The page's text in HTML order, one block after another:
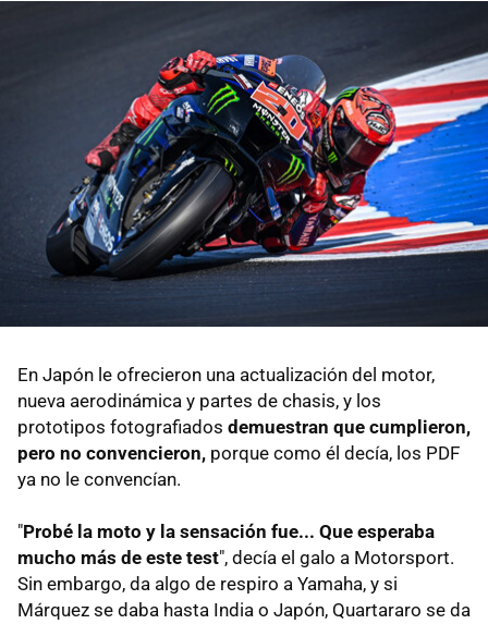
En Japón le ofrecieron una actualización del motor,
nueva aerodinámica y partes de chasis, y los
prototipos fotografiados demuestran que cumplieron,
pero no convencieron, porque como él decía, los PDF
ya no le convencían.
"Probé la moto y la sensación fue... Que esperaba
mucho más de este test", decía el galo a Motorsport.
Sin embargo, da algo de respiro a Yamaha, y si
Márquez se daba hasta India o Japón, Quartararo se da